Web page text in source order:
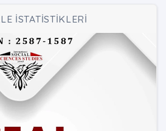
İSTATİSTİKLERİ